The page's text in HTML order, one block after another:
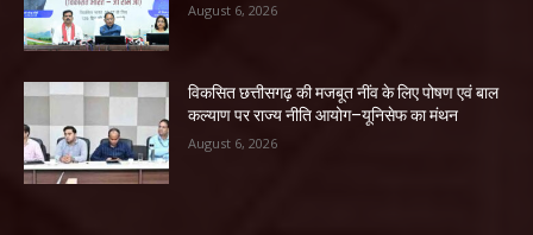
August 6, 2026
विकसित छत्तीसगढ़ की मजबूत नींव के लिए पोषण एवं बाल
कल्याण पर राज्य नीति आयोग–यूनिसेफ का मंथन
August 6, 2026